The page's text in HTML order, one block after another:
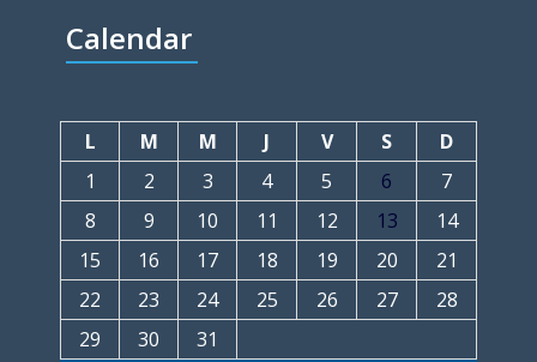
Calendar
L M M J V S
D
1
2 3 4 5 6
7
8
9 10 11 12 13
14
15
16 17 18 19 20
21
22
23 24 25 26 27
28
29
30 31